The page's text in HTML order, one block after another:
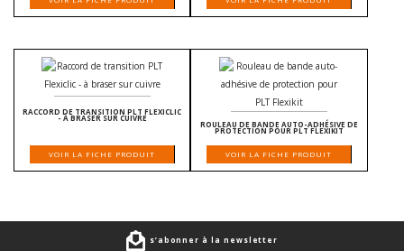
RACCORD DE TRANSITION PLT FLEXICLIC
- À BRASER SUR CUIVRE
VOIR LA FICHE PRODUIT
ROULEAU DE BANDE AUTO-ADHÉSIVE DE
PROTECTION POUR PLT FLEXIKIT
VOIR LA FICHE PRODUIT
s’abonner à la newsletter